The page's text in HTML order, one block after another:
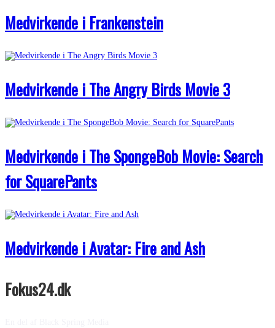
Medvirkende i Frankenstein
Medvirkende i The Angry Birds Movie 3
Medvirkende i The SpongeBob Movie: Search
for SquarePants
Medvirkende i Avatar: Fire and Ash
Fokus24.dk